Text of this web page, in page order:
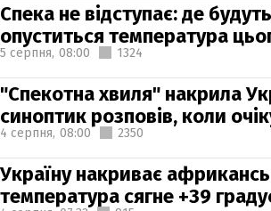
Спека не відступає: де
опуститься температура
5 серпня, 08:00 1324
"Спекотна хвиля" накрила
синоптик розповів, коли
4 серпня, 08:00 2350
Україну накриває
температура сягне +39